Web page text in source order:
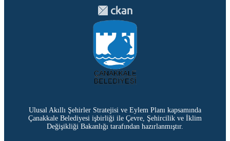
Ulusal Akıllı Şehirler Stratejisi ve Eylem Planı kapsamında
Çanakkale Belediyesi işbirliği ile Çevre, Şehircilik ve İklim
Değişikliği Bakanlığı tarafından hazırlanmıştır.